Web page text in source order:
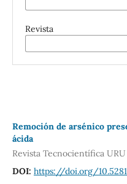
Revista
Remoción de arsénico
ácida
Revista Tecnocientífica URU
DOI: https://doi.org/